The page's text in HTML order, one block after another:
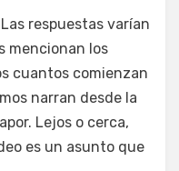
respuestas varían
mencionan los
cuantos comienzan
narran desde la
Lejos o cerca,
es un asunto que